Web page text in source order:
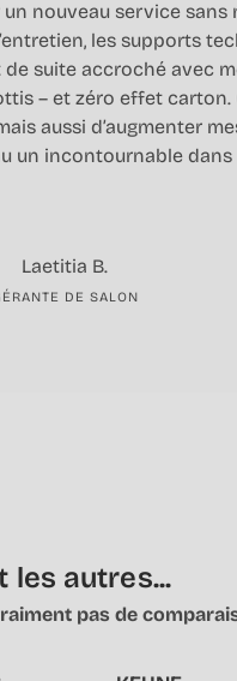
un nouveau service sans
les supports
suite accroché avec
– et zéro effet carton.
aussi d’augmenter
un incontournable dans
Laetitia B.
DE SALON
les autres...
pas de